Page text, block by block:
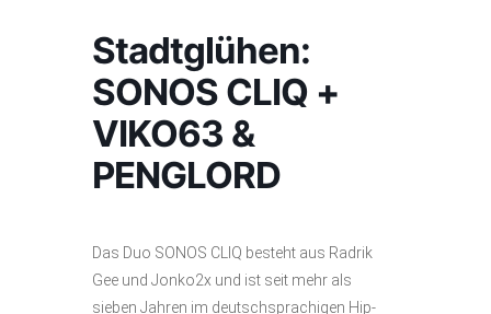
Stadtglühen:
SONOS CLIQ +
VIKO63 &
PENGLORD
Das Duo SONOS CLIQ besteht aus Radrik
Gee und Jonko2x und ist seit mehr als
sieben Jahren im deutschsprachigen Hip-